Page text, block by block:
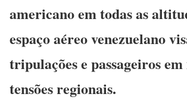
americano em todas as
espaço aéreo venezuelano
tripulações e passageiros
tensões regionais.